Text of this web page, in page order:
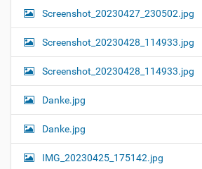
Screenshot_20230427_230502.jpg
Screenshot_20230428_114933.jpg
Screenshot_20230428_114933.jpg
Danke.jpg
Danke.jpg
IMG_20230425_175142.jpg